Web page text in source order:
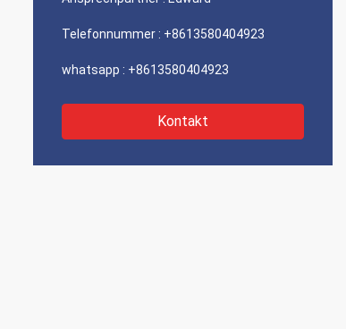
Telefonnummer : +8613580404923
whatsapp : +8613580404923
Kontakt